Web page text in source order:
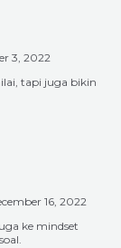
3, 2022
tapi juga bikin
16, 2022
ke mindset